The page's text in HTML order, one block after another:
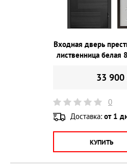
Входная дверь
лиственница
33 900
0
Доставка: от 1
КУПИТЬ